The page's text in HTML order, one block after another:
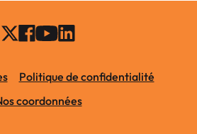
Politique de confidentialité
coordonnées